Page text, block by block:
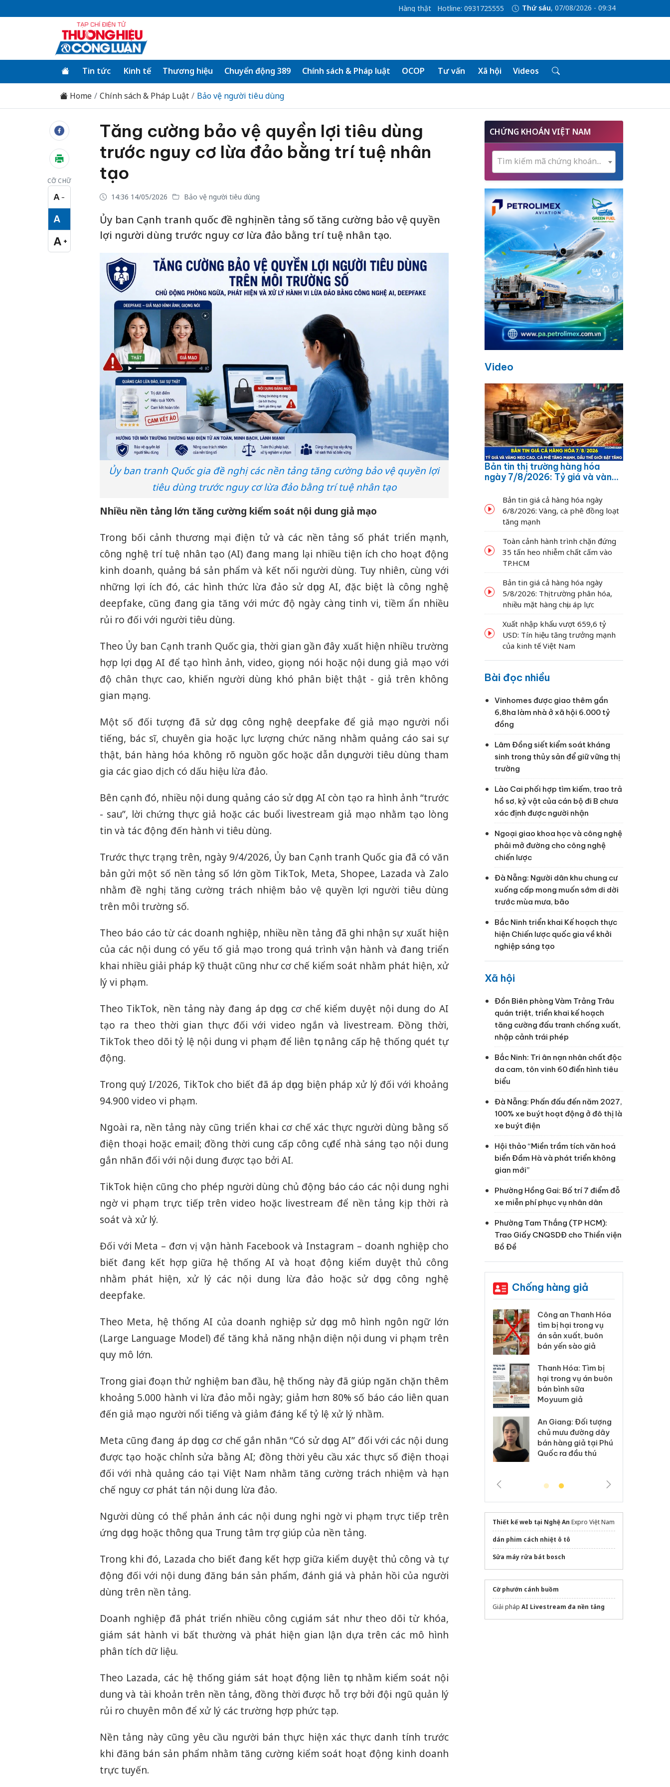
Hàng thật Hotline: 0931725555 Thứ sáu, 07/08/2026 - 09:34
Tin tức Kinh tế Thương hiệu Chuyển động 389 Chính sách & Pháp luật OCOP Tư vấn Xã hội Videos
Home Chính sách & Pháp Luật Bảo vệ người tiêu dùng
CỠ CHỮ
A −
Cỡ chữ nhỏ
A
Cỡ chữ vừa
A +
Cỡ chữ lớn
Tăng cường bảo vệ quyền lợi tiêu dùng
trước nguy cơ lừa đảo bằng trí tuệ nhân
tạo
14:36 14/05/2026 Bảo vệ người tiêu dùng
Ủy ban Cạnh tranh quốc đề nghị nền tảng số tăng cường bảo vệ quyền
lợi người dùng trước nguy cơ lừa đảo bằng trí tuệ nhân tạo.
Ủy ban tranh Quốc gia đề nghị các nền tảng tăng cường bảo vệ quyền lợi
tiêu dùng trước nguy cơ lừa đảo bằng trí tuệ nhân tạo
Nhiều nền tảng lớn tăng cường kiểm soát nội dung giả mạo
Trong bối cảnh thương mại điện tử và các nền tảng số phát triển mạnh,
công nghệ trí tuệ nhân tạo (AI) đang mang lại nhiều tiện ích cho hoạt động
kinh doanh, quảng bá sản phẩm và kết nối người dùng. Tuy nhiên, cùng với
những lợi ích đó, các hình thức lừa đảo sử dụng AI, đặc biệt là công nghệ
deepfake, cũng đang gia tăng với mức độ ngày càng tinh vi, tiềm ẩn nhiều
rủi ro đối với người tiêu dùng.
Theo Ủy ban Cạnh tranh Quốc gia, thời gian gần đây xuất hiện nhiều trường
hợp lợi dụng AI để tạo hình ảnh, video, giọng nói hoặc nội dung giả mạo với
độ chân thực cao, khiến người dùng khó phân biệt thật - giả trên không
gian mạng.
Một số đối tượng đã sử dụng công nghệ deepfake để giả mạo người nổi
tiếng, bác sĩ, chuyên gia hoặc lực lượng chức năng nhằm quảng cáo sai sự
thật, bán hàng hóa không rõ nguồn gốc hoặc dẫn dụ người tiêu dùng tham
gia các giao dịch có dấu hiệu lừa đảo.
Bên cạnh đó, nhiều nội dung quảng cáo sử dụng AI còn tạo ra hình ảnh “trước
- sau”, lời chứng thực giả hoặc các buổi livestream giả mạo nhằm tạo lòng
tin và tác động đến hành vi tiêu dùng.
Trước thực trạng trên, ngày 9/4/2026, Ủy ban Cạnh tranh Quốc gia đã có văn
bản gửi một số nền tảng số lớn gồm TikTok, Meta, Shopee, Lazada và Zalo
nhằm đề nghị tăng cường trách nhiệm bảo vệ quyền lợi người tiêu dùng
trên môi trường số.
Theo báo cáo từ các doanh nghiệp, nhiều nền tảng đã ghi nhận sự xuất hiện
của các nội dung có yếu tố giả mạo trong quá trình vận hành và đang triển
khai nhiều giải pháp kỹ thuật cũng như cơ chế kiểm soát nhằm phát hiện, xử
lý vi phạm.
Theo TikTok, nền tảng này đang áp dụng cơ chế kiểm duyệt nội dung do AI
tạo ra theo thời gian thực đối với video ngắn và livestream. Đồng thời,
TikTok theo dõi tỷ lệ nội dung vi phạm để liên tục nâng cấp hệ thống quét tự
động.
Trong quý I/2026, TikTok cho biết đã áp dụng biện pháp xử lý đối với khoảng
94.900 video vi phạm.
Ngoài ra, nền tảng này cũng triển khai cơ chế xác thực người dùng bằng số
điện thoại hoặc email; đồng thời cung cấp công cụ để nhà sáng tạo nội dung
gắn nhãn đối với nội dung được tạo bởi AI.
TikTok hiện cũng cho phép người dùng chủ động báo cáo các nội dung nghi
ngờ vi phạm trực tiếp trên video hoặc livestream để nền tảng kịp thời rà
soát và xử lý.
Đối với Meta – đơn vị vận hành Facebook và Instagram – doanh nghiệp cho
biết đang kết hợp giữa hệ thống AI và hoạt động kiểm duyệt thủ công
nhằm phát hiện, xử lý các nội dung lừa đảo hoặc sử dụng công nghệ
deepfake.
Theo Meta, hệ thống AI của doanh nghiệp sử dụng mô hình ngôn ngữ lớn
(Large Language Model) để tăng khả năng nhận diện nội dung vi phạm trên
quy mô lớn.
Trong giai đoạn thử nghiệm ban đầu, hệ thống này đã giúp ngăn chặn thêm
khoảng 5.000 hành vi lừa đảo mỗi ngày; giảm hơn 80% số báo cáo liên quan
đến giả mạo người nổi tiếng và giảm đáng kể tỷ lệ xử lý nhầm.
Meta cũng đang áp dụng cơ chế gắn nhãn “Có sử dụng AI” đối với các nội dung
được tạo hoặc chỉnh sửa bằng AI; đồng thời yêu cầu xác thực số điện thoại
đối với nhà quảng cáo tại Việt Nam nhằm tăng cường trách nhiệm và hạn
chế nguy cơ phát tán nội dung lừa đảo.
Người dùng có thể phản ánh các nội dung nghi ngờ vi phạm trực tiếp trên
ứng dụng hoặc thông qua Trung tâm trợ giúp của nền tảng.
Trong khi đó, Lazada cho biết đang kết hợp giữa kiểm duyệt thủ công và tự
động đối với nội dung đăng bán sản phẩm, đánh giá và phản hồi của người
dùng trên nền tảng.
Doanh nghiệp đã phát triển nhiều công cụ giám sát như theo dõi từ khóa,
giám sát hành vi bất thường và phát hiện gian lận dựa trên các mô hình
phân tích dữ liệu.
Theo Lazada, các hệ thống giám sát hoạt động liên tục nhằm kiểm soát nội
dung và tài khoản trên nền tảng, đồng thời được hỗ trợ bởi đội ngũ quản lý
rủi ro chuyên môn để xử lý các trường hợp phức tạp.
Nền tảng này cũng yêu cầu người bán thực hiện xác thực danh tính trước
khi đăng bán sản phẩm nhằm tăng cường kiểm soát hoạt động kinh doanh
trực tuyến.
CHỨNG KHOÁN VIỆT NAM
Tìm kiếm mã chứng khoán...
Video
Bản tin thị trường hàng hóa
ngày 7/8/2026: Tỷ giá và vàng
dầu thế giới bật tăng
Bản tin giá cả hàng hóa ngày
6/8/2026: Vàng, cà phê đồng loạt
tăng mạnh
Toàn cảnh hành trình chặn đứng
35 tấn heo nhiễm chất cấm vào
TP.HCM
Bản tin giá cả hàng hóa ngày
5/8/2026: Thị trường phân hóa,
nhiều mặt hàng chịu áp lực
Xuất nhập khẩu vượt 659,6 tỷ
USD: Tín hiệu tăng trưởng mạnh
của kinh tế Việt Nam
Bài đọc nhiều
Vinhomes được giao thêm gần
6,8ha làm nhà ở xã hội 6.000 tỷ
đồng
Lâm Đồng siết kiểm soát kháng
sinh trong thủy sản để giữ vững thị
trường
Lào Cai phối hợp tìm kiếm, trao trả
hồ sơ, kỷ vật của cán bộ đi B chưa
xác định được người nhận
Ngoại giao khoa học và công nghệ
phải mở đường cho công nghệ
chiến lược
Đà Nẵng: Người dân khu chung cư
xuống cấp mong muốn sớm di dời
trước mùa mưa, bão
Bắc Ninh triển khai Kế hoạch thực
hiện Chiến lược quốc gia về khởi
nghiệp sáng tạo
Xã hội
Đồn Biên phòng Vàm Trảng Trâu
quán triệt, triển khai kế hoạch
tăng cường đấu tranh chống xuất,
nhập cảnh trái phép
Bắc Ninh: Tri ân nạn nhân chất độc
da cam, tôn vinh 60 điển hình tiêu
biểu
Đà Nẵng: Phấn đấu đến năm 2027,
100% xe buýt hoạt động ở đô thị là
xe buýt điện
Hội thảo “Miền trầm tích văn hoá
biển Đầm Hà và phát triển không
gian mới”
Phường Hồng Gai: Bố trí 7 điểm đỗ
xe miễn phí phục vụ nhân dân
Phường Tam Thắng (TP HCM):
Trao Giấy CNQSDĐ cho Thiền viện
Bồ Đề
Chống hàng giả
tìm bị hại trong vụ
án sản xuất, buôn
hại trong vụ án buôn
Moyuum giả
bán hàng giả tại Phú
Quốc ra đầu thú
Lào Cai xử lý 83 vụ vi
phạm thương mại
trong tháng 7
Hưng Yên: Xử lý 6 hộ
kinh doanh bán hàng
giả mạo nhãn hiệu
Adidas, Nike
Cà Mau: Tiêu hủy
công khai hàng ngàn
sản phẩm nhập lậu,
bảo vệ môi trường
Thiết kế web tại Nghệ An Expro Việt Nam
dán phim cách nhiệt ô tô
Sửa máy rửa bát bosch
Cờ phướn cánh buồm
Giải pháp AI Livestream đa nền tảng